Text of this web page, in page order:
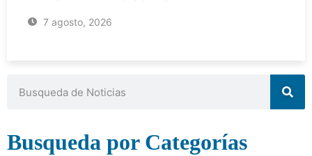
7 agosto, 2026
Busqueda por Categorías